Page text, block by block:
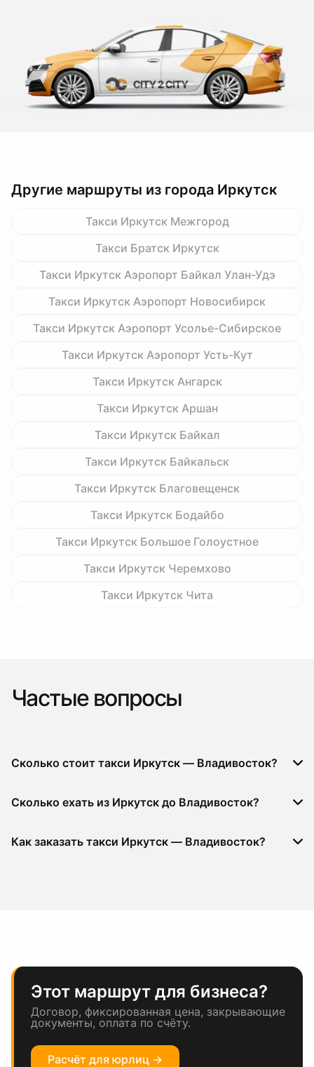
Другие маршруты из города Иркутск
Такси Иркутск Межгород
Такси Братск Иркутск
Такси Иркутск Аэропорт Байкал Улан-Удэ
Такси Иркутск Аэропорт Новосибирск
Такси Иркутск Аэропорт Усолье-Сибирское
Такси Иркутск Аэропорт Усть-Кут
Такси Иркутск Ангарск
Такси Иркутск Аршан
Такси Иркутск Байкал
Такси Иркутск Байкальск
Такси Иркутск Благовещенск
Такси Иркутск Бодайбо
Такси Иркутск Большое Голоустное
Такси Иркутск Черемхово
Такси Иркутск Чита
Частые вопросы
Сколько стоит такси Иркутск — Владивосток?
Сколько ехать из Иркутск до Владивосток?
Как заказать такси Иркутск — Владивосток?
Этот маршрут для бизнеса?
Договор, фиксированная цена, закрывающие
документы, оплата по счёту.
Расчёт для юрлиц →